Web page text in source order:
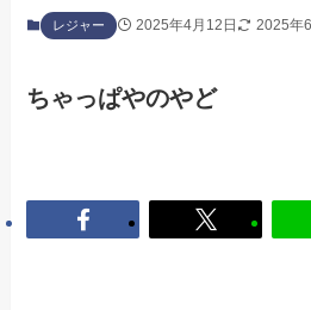
レジャー 2025年4月12日 2025年
ちゃっぱやのやど